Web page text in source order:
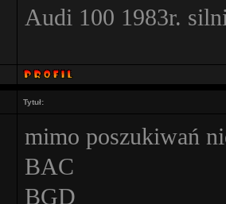
Audi 100 1983r.
Tytuł:
mimo poszukiwań
BAC
BGD